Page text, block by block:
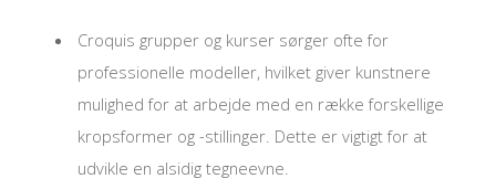
Croquis grupper og kurser sørger ofte for
professionelle modeller, hvilket giver kunstnere
mulighed for at arbejde med en række forskellige
kropsformer og -stillinger. Dette er vigtigt for at
udvikle en alsidig tegneevne.